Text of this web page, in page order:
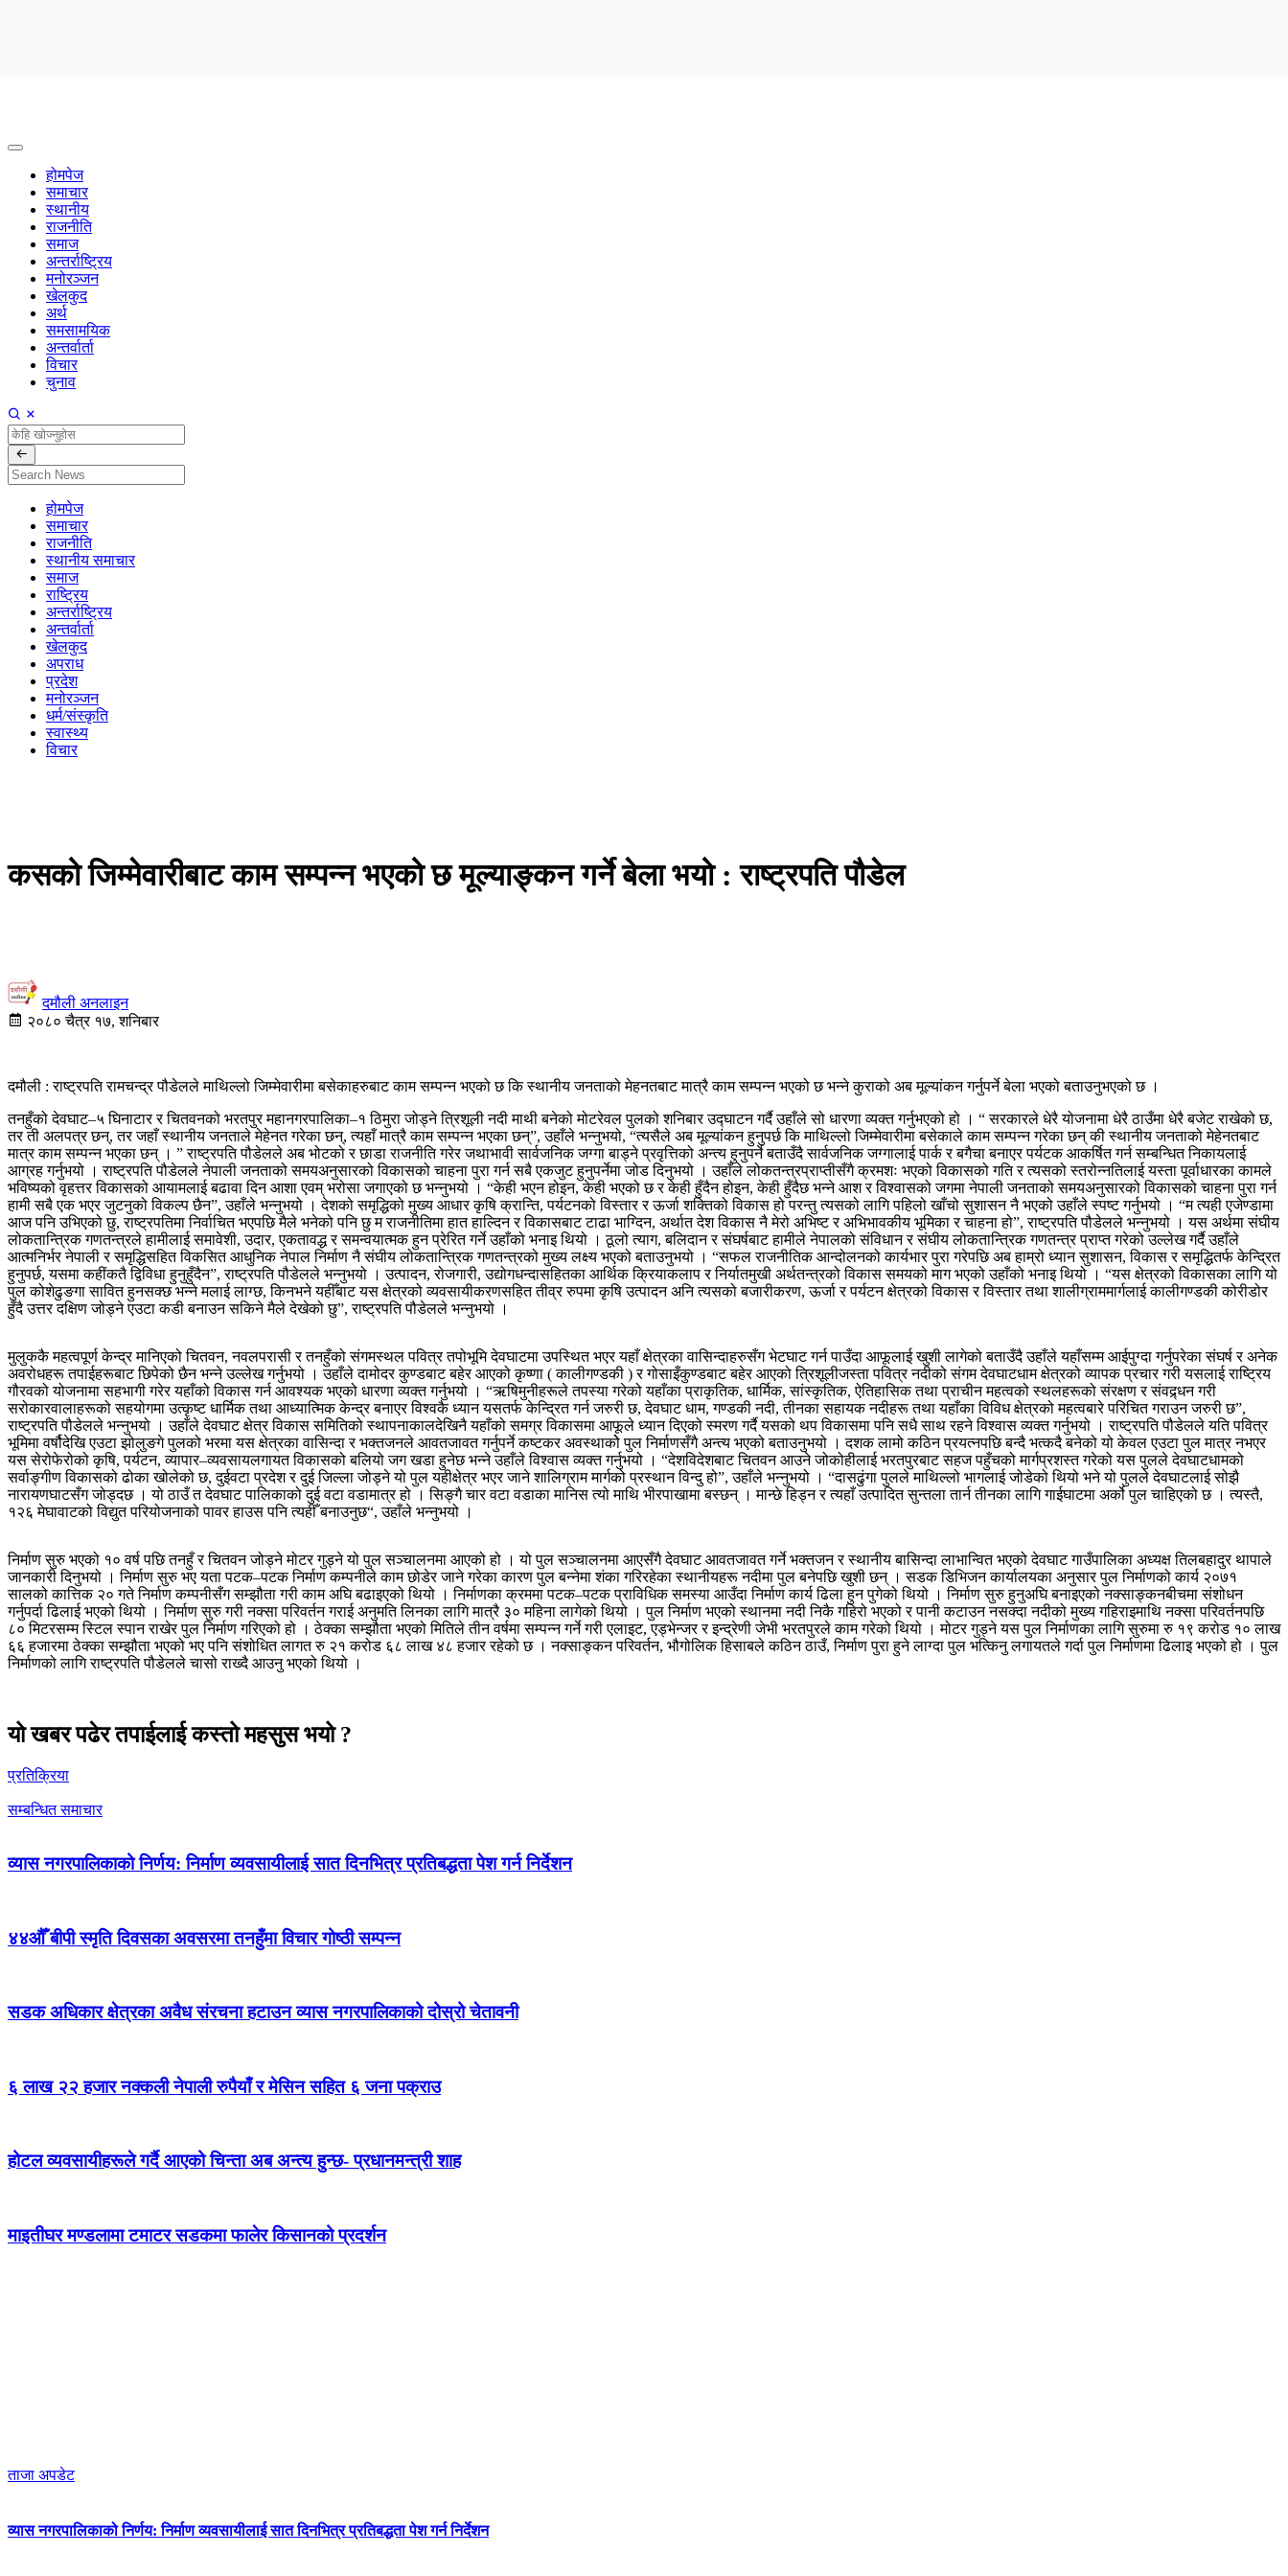
होमपेज
समाचार
स्थानीय
राजनीति
समाज
अन्तर्राष्ट्रिय
मनोरञ्जन
खेलकुद
अर्थ
समसामयिक
अन्तर्वार्ता
विचार
चुनाव
होमपेज
समाचार
राजनीति
स्थानीय समाचार
समाज
राष्ट्रिय
अन्तर्राष्ट्रिय
अन्तर्वार्ता
खेलकुद
अपराध
प्रदेश
मनोरञ्जन
धर्म/संस्कृति
स्वास्थ्य
विचार
कसको जिम्मेवारीबाट काम सम्पन्न भएको छ मूल्याङ्कन गर्ने बेला भयो : राष्ट्रपति पौडेल
दमौली अनलाइन
२०८० चैत्र १७, शनिबार
दमौली : राष्ट्रपति रामचन्द्र पौडेलले माथिल्लो जिम्मेवारीमा बसेकाहरुबाट काम सम्पन्न भएको छ कि स्थानीय जनताको मेहनतबाट मात्रै काम सम्पन्न भएको छ भन्ने कुराको अब मूल्यांकन गर्नुपर्ने बेला भएको बताउनुभएको छ ।
तनहुँको देवघाट–५ घिनाटार र चितवनको भरतपुर महानगरपालिका–१ ठिमुरा जोड्ने त्रिशूली नदी माथी बनेको मोटरेवल पुलको शनिबार उद्घाटन गर्दै उहाँले सो धारणा व्यक्त गर्नुभएको हो । “ सरकारले धेरै योजनामा धेरै ठाउँमा धेरै बजेट राखेको छ,
तर ती अलपत्र छन्, तर जहाँ स्थानीय जनताले मेहेनत गरेका छन्, त्यहाँ मात्रै काम सम्पन्न भएका छन्”, उहाँले भन्नुभयो, “त्यसैले अब मूल्यांकन हुनुपर्छ कि माथिल्लो जिम्मेवारीमा बसेकाले काम सम्पन्न गरेका छन् की स्थानीय जनताको मेहेनतबाट
मात्र काम सम्पन्न भएका छन् । ” राष्ट्रपति पौडेलले अब भोटको र छाडा राजनीति गरेर जथाभावी सार्वजनिक जग्गा बाड्ने प्रवृत्तिको अन्त्य हुनुपर्ने बताउँदै सार्वजनिक जग्गालाई पार्क र बगैचा बनाएर पर्यटक आकर्षित गर्न सम्बन्धित निकायलाई
आग्रह गर्नुभयो । राष्ट्रपति पौडेलले नेपाली जनताको समयअनुसारको विकासको चाहना पुरा गर्न सबै एकजुट हुनुपर्नेमा जोड दिनुभयो । उहाँले लोकतन्त्रप्राप्तीसँगै क्रमशः भएको विकासको गति र त्यसको स्तरोन्नतिलाई यस्ता पूर्वाधारका कामले
भविष्यको वृहत्तर विकासको आयामलाई बढावा दिन आशा एवम् भरोसा जगाएको छ भन्नुभयो । “केही भएन होइन, केही भएको छ र केही हुँदैन होइन, केही हुँदैछ भन्ने आश र विश्वासको जगमा नेपाली जनताको समयअनुसारको विकासको चाहना पुरा गर्न
हामी सबै एक भएर जुटनुको विकल्प छैन”, उहाँले भन्नुभयो । देशको समृद्धिको मुख्य आधार कृषि क्रान्ति, पर्यटनको विस्तार र ऊर्जा शक्तिको विकास हो परन्तु त्यसको लागि पहिलो खाँचो सुशासन नै भएको उहाँले स्पष्ट गर्नुभयो । “म त्यही एजेण्डामा
आज पनि उभिएको छु, राष्ट्रपतिमा निर्वाचित भएपछि मैले भनेको पनि छु म राजनीतिमा हात हाल्दिन र विकासबाट टाढा भाग्दिन, अर्थात देश विकास नै मेरो अभिष्ट र अभिभावकीय भूमिका र चाहना हो”, राष्ट्रपति पौडेलले भन्नुभयो । यस अर्थमा संघीय
लोकतान्त्रिक गणतन्त्रले हामीलाई समावेशी, उदार, एकतावद्ध र समन्वयात्मक हुन प्रेरित गर्ने उहाँको भनाइ थियो । ठूलो त्याग, बलिदान र संघर्षबाट हामीले नेपालको संविधान र संघीय लोकतान्त्रिक गणतन्त्र प्राप्त गरेको उल्लेख गर्दै उहाँले
आत्मनिर्भर नेपाली र समृद्धिसहित विकसित आधुनिक नेपाल निर्माण नै संघीय लोकतान्त्रिक गणतन्त्रको मुख्य लक्ष्य भएको बताउनुभयो । “सफल राजनीतिक आन्दोलनको कार्यभार पुरा गरेपछि अब हाम्रो ध्यान सुशासन, विकास र समृद्धितर्फ केन्द्रित
हुनुपर्छ, यसमा कहींकतै द्विविधा हुनुहुँदैन”, राष्ट्रपति पौडेलले भन्नुभयो । उत्पादन, रोजगारी, उद्योगधन्दासहितका आर्थिक क्रियाकलाप र निर्यातमुखी अर्थतन्त्रको विकास समयको माग भएको उहाँको भनाइ थियो । “यस क्षेत्रको विकासका लागि यो
पुल कोशेढुङगा सावित हुनसक्छ भन्ने मलाई लाग्छ, किनभने यहीँबाट यस क्षेत्रको व्यवसायीकरणसहित तीव्र रुपमा कृषि उत्पादन अनि त्यसको बजारीकरण, ऊर्जा र पर्यटन क्षेत्रको विकास र विस्तार तथा शालीग्राममार्गलाई कालीगण्डकी कोरीडोर
हुँदै उत्तर दक्षिण जोड्ने एउटा कडी बनाउन सकिने मैले देखेको छु”, राष्ट्रपति पौडेलले भन्नुभयो ।
मुलुककै महत्वपूर्ण केन्द्र मानिएको चितवन, नवलपरासी र तनहुँको संगमस्थल पवित्र तपोभूमि देवघाटमा उपस्थित भएर यहाँ क्षेत्रका वासिन्दाहरुसँग भेटघाट गर्न पाउँदा आफूलाई खुशी लागेको बताउँदै उहाँले यहाँसम्म आईपुग्दा गर्नुपरेका संघर्ष र अनेक
अवरोधहरू तपाईहरूबाट छिपेको छैन भन्ने उल्लेख गर्नुभयो । उहाँले दामोदर कुण्डबाट बहेर आएको कृष्णा ( कालीगण्डकी ) र गोसाइँकुण्डबाट बहेर आएको त्रिशूलीजस्ता पवित्र नदीको संगम देवघाटधाम क्षेत्रको व्यापक प्रचार गरी यसलाई राष्ट्रिय
गौरवको योजनामा सहभागी गरेर यहाँको विकास गर्न आवश्यक भएको धारणा व्यक्त गर्नुभयो । “ऋषिमुनीहरूले तपस्या गरेको यहाँका प्राकृतिक, धार्मिक, सांस्कृतिक, ऐतिहासिक तथा प्राचीन महत्वको स्थलहरूको संरक्षण र संवद्र्धन गरी
सरोकारवालाहरूको सहयोगमा उत्कृष्ट धार्मिक तथा आध्यात्मिक केन्द्र बनाएर विश्वकै ध्यान यसतर्फ केन्द्रित गर्न जरुरी छ, देवघाट धाम, गण्डकी नदी, तीनका सहायक नदीहरू तथा यहाँका विविध क्षेत्रको महत्वबारे परिचित गराउन जरुरी छ”,
राष्ट्रपति पौडेलले भन्नुभयो । उहाँले देवघाट क्षेत्र विकास समितिको स्थापनाकालदेखिनै यहाँको समग्र विकासमा आफूले ध्यान दिएको स्मरण गर्दै यसको थप विकासमा पनि सधै साथ रहने विश्वास व्यक्त गर्नुभयो । राष्ट्रपति पौडेलले यति पवित्र
भूमिमा वर्षौदेखि एउटा झोलुङगे पुलको भरमा यस क्षेत्रका वासिन्दा र भक्तजनले आवतजावत गर्नुपर्ने कष्टकर अवस्थाकोे पुल निर्माणसँगै अन्त्य भएको बताउनुभयो । दशक लामो कठिन प्रयत्नपछि बन्दै भत्कदै बनेको यो केवल एउटा पुल मात्र नभएर
यस सेरोफेरोको कृषि, पर्यटन, व्यापार–व्यवसायलगायत विकासको बलियो जग खडा हुनेछ भन्ने उहाँले विश्वास व्यक्त गर्नुभयो । “देशविदेशबाट चितवन आउने जोकोहीलाई भरतपुरबाट सहज पहुँचको मार्गप्रशस्त गरेको यस पुलले देवघाटधामको
सर्वाङ्गीण विकासको ढोका खोलेको छ, दुईवटा प्रदेश र दुई जिल्ला जोड्ने यो पुल यहीक्षेत्र भएर जाने शालिग्राम मार्गको प्रस्थान विन्दु हो”, उहाँले भन्नुभयो । “दासढुंगा पुलले माथिल्लो भागलाई जोडेको थियो भने यो पुलले देवघाटलाई सोझै
नारायणघाटसँग जोड्दछ । यो ठाउँ त देवघाट पालिकाको दुई वटा वडामात्र हो । सिङ्गै चार वटा वडाका मानिस त्यो माथि भीरपाखामा बस्छन् । मान्छे हिड्न र त्यहाँ उत्पादित सुन्तला तार्न तीनका लागि गाईघाटमा अर्को पुल चाहिएको छ । त्यस्तै,
१२६ मेघावाटको विद्युत परियोजनाको पावर हाउस पनि त्यहीँ बनाउनुछ“, उहाँले भन्नुभयो ।
निर्माण सुरु भएको १० वर्ष पछि तनहुँ र चितवन जोड्ने मोटर गुड्ने यो पुल सञ्चालनमा आएको हो । यो पुल सञ्चालनमा आएसँगै देवघाट आवतजावत गर्ने भक्तजन र स्थानीय बासिन्दा लाभान्वित भएको देवघाट गाउँपालिका अध्यक्ष तिलबहादुर थापाले
जानकारी दिनुभयो । निर्माण सुरु भए यता पटक–पटक निर्माण कम्पनीले काम छोडेर जाने गरेका कारण पुल बन्नेमा शंका गरिरहेका स्थानीयहरू नदीमा पुल बनेपछि खुशी छन् । सडक डिभिजन कार्यालयका अनुसार पुल निर्माणको कार्य २०७१
सालको कात्तिक २० गते निर्माण कम्पनीसँग सम्झौता गरी काम अघि बढाइएको थियो । निर्माणका क्रममा पटक–पटक प्राविधिक समस्या आउँदा निर्माण कार्य ढिला हुन पुगेको थियो । निर्माण सुरु हुनुअघि बनाइएको नक्साङ्कनबीचमा संशोधन
गर्नुपर्दा ढिलाई भएको थियो । निर्माण सुरु गरी नक्सा परिवर्तन गराई अनुमति लिनका लागि मात्रै ३० महिना लागेको थियो । पुल निर्माण भएको स्थानमा नदी निकै गहिरो भएको र पानी कटाउन नसक्दा नदीको मुख्य गहिराइमाथि नक्सा परिवर्तनपछि
८० मिटरसम्म स्टिल स्पान राखेर पुल निर्माण गरिएको हो । ठेक्का सम्झौता भएको मितिले तीन वर्षमा सम्पन्न गर्ने गरी एलाइट, एड्भेन्जर र इन्द्रेणी जेभी भरतपुरले काम गरेको थियो । मोटर गुड्ने यस पुल निर्माणका लागि सुरुमा रु १९ करोड १० लाख
६६ हजारमा ठेक्का सम्झौता भएको भए पनि संशोधित लागत रु २१ करोड ६८ लाख ४८ हजार रहेको छ । नक्साङ्कन परिवर्तन, भौगोलिक हिसाबले कठिन ठाउँ, निर्माण पुरा हुने लाग्दा पुल भत्किनु लगायतले गर्दा पुल निर्माणमा ढिलाइ भएको हो । पुल
निर्माणको लागि राष्ट्रपति पौडेलले चासो राख्दै आउनु भएको थियो ।
यो खबर पढेर तपाईलाई कस्तो महसुस भयो ?
प्रतिक्रिया
सम्बन्धित समाचार
व्यास नगरपालिकाको निर्णय: निर्माण व्यवसायीलाई सात दिनभित्र प्रतिबद्धता पेश गर्न निर्देशन
४४औँ बीपी स्मृति दिवसका अवसरमा तनहुँमा विचार गोष्ठी सम्पन्न
सडक अधिकार क्षेत्रका अवैध संरचना हटाउन व्यास नगरपालिकाको दोस्रो चेतावनी
६ लाख २२ हजार नक्कली नेपाली रुपैयाँ र मेसिन सहित ६ जना पक्राउ
होटल व्यवसायीहरूले गर्दै आएको चिन्ता अब अन्त्य हुन्छ- प्रधानमन्त्री शाह
माइतीघर मण्डलामा टमाटर सडकमा फालेर किसानको प्रदर्शन
ताजा अपडेट
व्यास नगरपालिकाको निर्णय: निर्माण व्यवसायीलाई सात दिनभित्र प्रतिबद्धता पेश गर्न निर्देशन